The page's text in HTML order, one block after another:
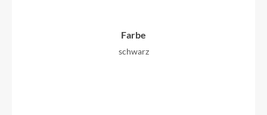
Farbe
schwarz